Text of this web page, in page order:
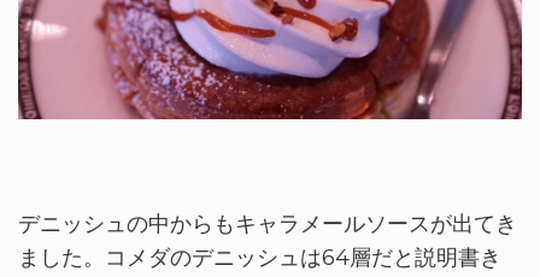
デニッシュの中からもキャラメールソースが出てき
ました。コメダのデニッシュは64層だと説明書き